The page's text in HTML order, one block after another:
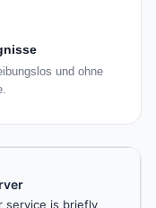
und ohne
service is briefly